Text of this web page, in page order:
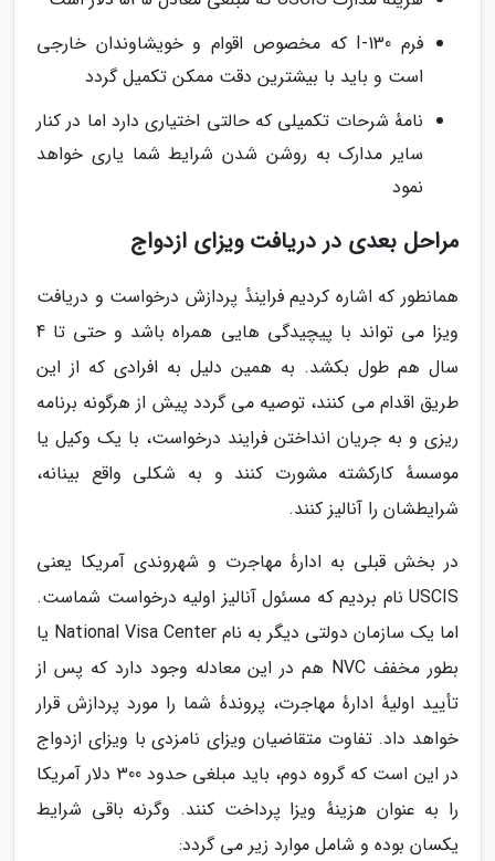
فرم I-130 که مخصوص اقوام و خویشاوندان خارجی
است و باید با بیشترین دقت ممکن تکمیل گردد
نامهٔ شرحات تکمیلی که حالتی اختیاری دارد اما در کنار
سایر مدارک به روشن شدن شرایط شما یاری خواهد
نمود
مراحل بعدی در دریافت ویزای ازدواج
همانطور که اشاره کردیم فرایندٔ پردازش درخواست و دریافت
ویزا می تواند با پیچیدگی هایی همراه باشد و حتی تا 4
سال هم طول بکشد. به همین دلیل به افرادی که از این
طریق اقدام می کنند، توصیه می گردد پیش از هرگونه برنامه
ریزی و به جریان انداختن فرایند درخواست، با یک وکیل یا
موسسهٔ کارکشته مشورت کنند و به شکلی واقع بینانه،
شرایطشان را آنالیز کنند.
در بخش قبلی به ادارهٔ مهاجرت و شهروندی آمریکا یعنی
USCIS نام بردیم که مسئول آنالیز اولیه درخواست شماست.
اما یک سازمان دولتی دیگر به نام National Visa Center یا
بطور مخفف NVC هم در این معادله وجود دارد که پس از
تأیید اولیهٔ ادارهٔ مهاجرت، پروندهٔ شما را مورد پردازش قرار
خواهد داد. تفاوت متقاضیان ویزای نامزدی با ویزای ازدواج
در این است که گروه دوم، باید مبلغی حدود 300 دلار آمریکا
را به عنوان هزینهٔ ویزا پرداخت کنند. وگرنه باقی شرایط
یکسان بوده و شامل موارد زیر می گردد: